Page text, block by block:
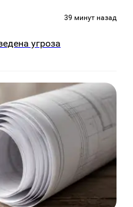
39 минут назад
угроза